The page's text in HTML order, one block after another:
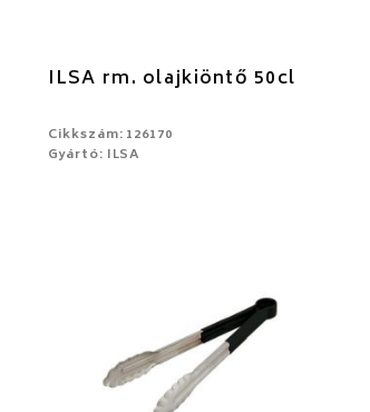
ILSA rm. olajkiöntő 50cl
Cikkszám: 126170
Gyártó: ILSA